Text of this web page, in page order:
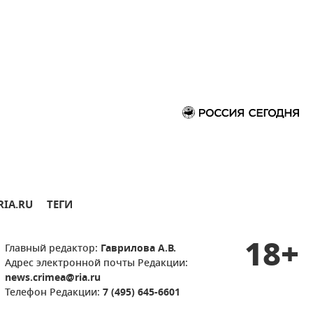
ТЕГИ
Главный редактор: Гаврилова А.В.
Адрес электронной почты Редакции:
news.crimea@ria.ru
Телефон Редакции: 7 (495) 645-6601
18+